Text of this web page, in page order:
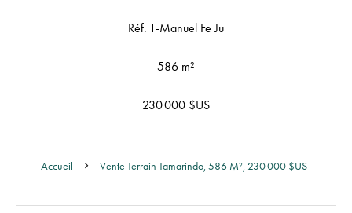
Réf. T-Manuel Fe Ju
586 m²
230 000 $US
Accueil Vente Terrain Tamarindo, 586 M², 230 000 $US